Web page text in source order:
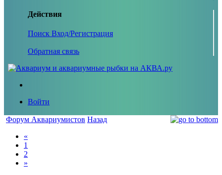
Действия
Поиск Вход/Регистрация
Обратная связь
Войти
Форум Аквариумистов Назад
«
1
2
»